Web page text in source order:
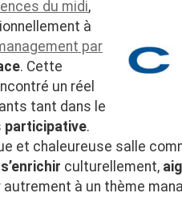
du midi,
à
par
. Cette
un réel
tant dans le
participative.
et chaleureuse salle
s’enrichir culturellement,
autrement à un thème